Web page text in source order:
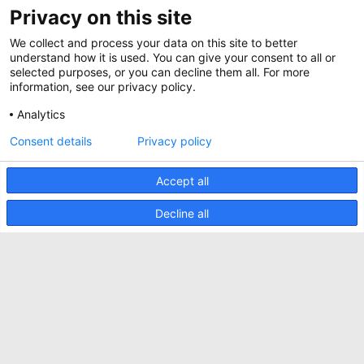
Whitepapers
Specification Tools
Jobs
News
Cases
Upcoming events
Contact us
Terms and conditions
CO2 awareness ladder
Politique de confidentialité
Signaler un incident de sécurité
Minkels utilise des cookies pour s'assurer que
vous avez la meilleure expérience possible sur
notre site web. Les cookies fonctionnels
assurent le bon fonctionnement du site web et
sont toujours utilisés. Minkels utilise également
des cookies analytiques, des cookies de médias
sociaux et des cookies pour la publicité et le
marketing.
Pour en savoir plus sur les différents types de
. Si vous ne souhaitez pas
accepter nos cookies (à l'exception des cookies
fonctionnels), cliquezici.
Privacy on this site
We collect and process your data on this site to better
understand how it is used. You can give your consent to all or
selected purposes, or you can decline them all. For more
information, see our privacy policy.
Analytics
Accept all
Decline all
Consent details Privacy policy